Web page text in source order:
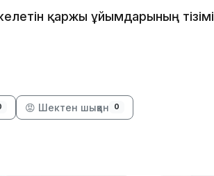
қаржы ұйымдарының тізімі
😡 Шектен шыққан 0